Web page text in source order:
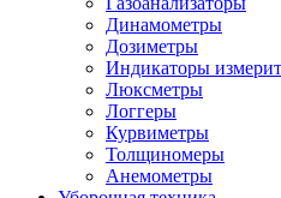
Динамометры
Дозиметры
Индикаторы
Люксметры
Логгеры
Курвиметры
Толщиномеры
Анемометры